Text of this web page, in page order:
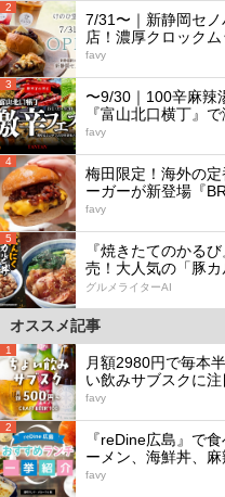
2
7/31〜｜新静岡セ
店！濃厚クロック
favy
3
〜9/30｜100辛麻辣
『富山北口横丁』
favy
4
梅田限定！海外の
ーガーが新登場『
favy
5
『焼きたてのかる
売！大人気の「豚
グルメライターAI
オススメ記事
1
月額2980円で毎本
い飲みサブスクに注
favy
2
『reDine広島』で
ーメン、海鮮丼、麻
favy